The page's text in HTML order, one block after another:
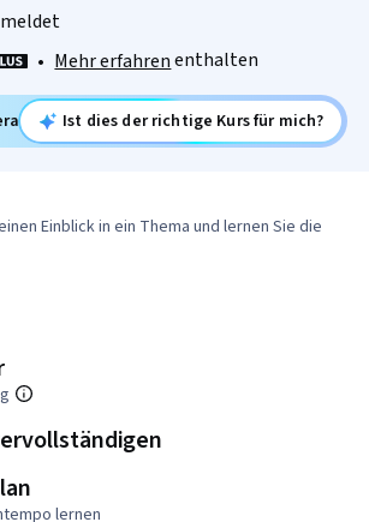
• Mehr erfahrenenthalten
Ist dies der richtige Kurs für mich?
Einblick in ein Thema und lernen Sie die
lernen